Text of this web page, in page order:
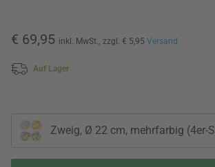
€ 69,95 inkl. MwSt., zzgl. € 5,95 Versand
Auf Lager
Zweig, Ø 22 cm, mehrfarbig (4er-